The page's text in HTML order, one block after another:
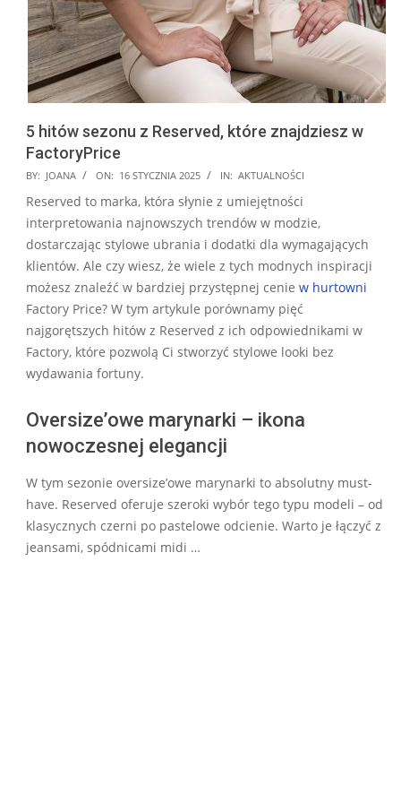
5 hitów sezonu z Reserved, które znajdziesz w
FactoryPrice
2025-
01-
16
BY: JOANA ON: 16 STYCZNIA 2025 IN: AKTUALNOŚCI
Reserved to marka, która słynie z umiejętności
interpretowania najnowszych trendów w modzie,
dostarczając stylowe ubrania i dodatki dla wymagających
klientów. Ale czy wiesz, że wiele z tych modnych inspiracji
możesz znaleźć w bardziej przystępnej cenie w hurtowni
Factory Price? W tym artykule porównamy pięć
najgorętszych hitów z Reserved z ich odpowiednikami w
Factory, które pozwolą Ci stworzyć stylowe looki bez
wydawania fortuny.
Oversize’owe marynarki – ikona
nowoczesnej elegancji
W tym sezonie oversize’owe marynarki to absolutny must-
have. Reserved oferuje szeroki wybór tego typu modeli – od
klasycznych czerni po pastelowe odcienie. Warto je łączyć z
jeansami, spódnicami midi …